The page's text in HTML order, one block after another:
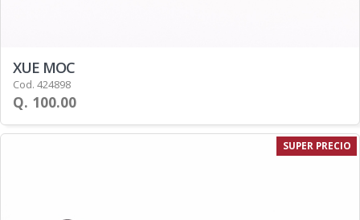
XUE MOC
Cod. 424898
Q. 100.00
SUPER PRECIO